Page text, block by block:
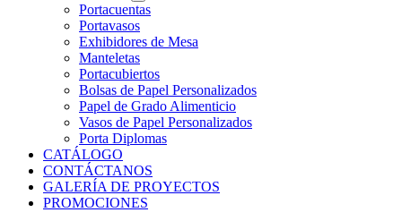
Portacuentas
Portavasos
Exhibidores de Mesa
Manteletas
Portacubiertos
Bolsas de Papel Personalizados
Papel de Grado Alimenticio
Vasos de Papel Personalizados
Porta Diplomas
CATÁLOGO
CONTÁCTANOS
GALERÍA DE PROYECTOS
PROMOCIONES